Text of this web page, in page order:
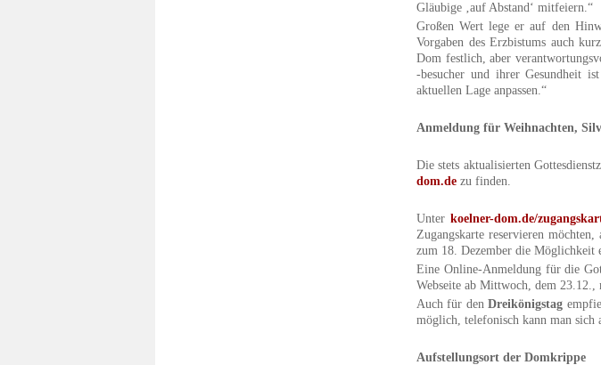
Gläubige ‚auf Abstand‘ mitfeiern.“
Großen Wert lege er auf den
Vorgaben des Erzbistums auch
Dom festlich, aber
-besucher und ihrer Gesundheit
aktuellen Lage anpassen.“
Anmeldung für Weihnachten,
Die stets aktualisierten
dom.de zu finden.
Unter koelner-dom.de/
Zugangskarte reservieren
zum 18. Dezember die Möglichkeit
Eine Online-Anmeldung für die
Webseite ab Mittwoch, dem
Auch für denDreikönigstag
möglich, telefonisch kann man
Aufstellungsort der Domkrippe